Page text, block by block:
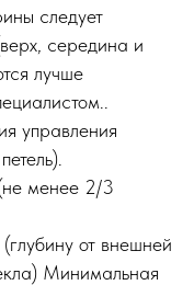
следует
середина и
лучше
управления
менее 2/3
от внешней
Минимальная